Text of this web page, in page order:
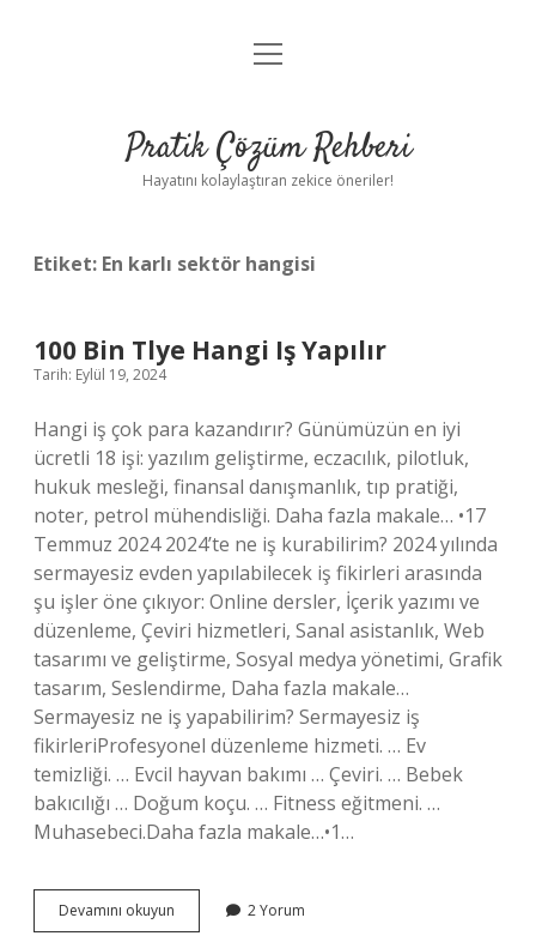
Anasayfa
Yasal Uyarı
menüyü
Pratik Çözüm Rehberi
Hayatını kolaylaştıran zekice öneriler!
Etiket: En karlı sektör hangisi
100 Bin Tlye Hangi Iş Yapılır
Tarih: Eylül 19, 2024
Hangi iş çok para kazandırır? Günümüzün en iyi
ücretli 18 işi: yazılım geliştirme, eczacılık, pilotluk,
hukuk mesleği, finansal danışmanlık, tıp pratiği,
noter, petrol mühendisliği. Daha fazla makale… •17
Temmuz 2024 2024’te ne iş kurabilirim? 2024 yılında
sermayesiz evden yapılabilecek iş fikirleri arasında
şu işler öne çıkıyor: Online dersler, İçerik yazımı ve
düzenleme, Çeviri hizmetleri, Sanal asistanlık, Web
tasarımı ve geliştirme, Sosyal medya yönetimi, Grafik
tasarım, Seslendirme, Daha fazla makale…
Sermayesiz ne iş yapabilirim? Sermayesiz iş
fikirleriProfesyonel düzenleme hizmeti. … Ev
temizliği. … Evcil hayvan bakımı … Çeviri. … Bebek
bakıcılığı … Doğum koçu. … Fitness eğitmeni. …
Muhasebeci.Daha fazla makale…•1…
Devamını okuyun
Bin
2 Yorum